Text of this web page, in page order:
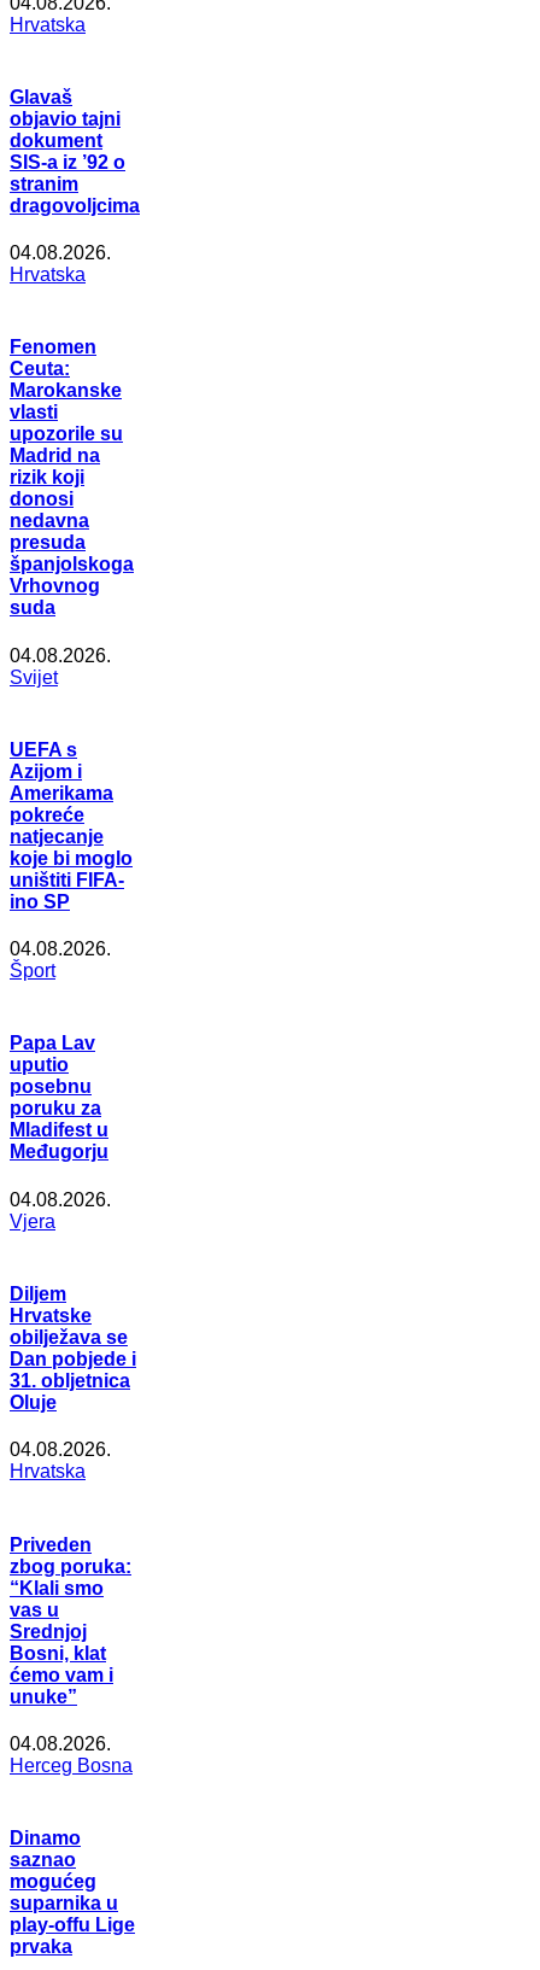
Hrvatska
Glavaš
objavio tajni
dokument
SIS-a iz ’92 o
stranim
dragovoljcima
04.08.2026.
Hrvatska
Fenomen
Ceuta:
Marokanske
vlasti
upozorile su
Madrid na
rizik koji
donosi
nedavna
presuda
španjolskoga
Vrhovnog
suda
04.08.2026.
Svijet
UEFA s
Azijom i
Amerikama
pokreće
natjecanje
koje bi moglo
uništiti FIFA-
ino SP
04.08.2026.
Šport
Papa Lav
uputio
posebnu
poruku za
Mladifest u
Međugorju
04.08.2026.
Vjera
Diljem
Hrvatske
obilježava se
Dan pobjede i
31. obljetnica
Oluje
04.08.2026.
Hrvatska
Priveden
zbog poruka:
“Klali smo
vas u
Srednjoj
Bosni, klat
ćemo vam i
unuke”
04.08.2026.
Herceg Bosna
Dinamo
saznao
mogućeg
suparnika u
play-offu Lige
prvaka